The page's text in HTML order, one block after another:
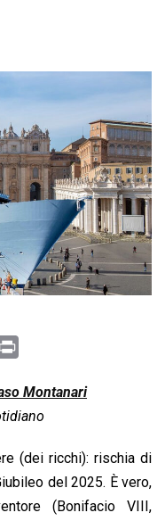
i
n
Montanari
(dei ricchi): rischia di
del 2025. È vero,
(Bonifacio VIII,